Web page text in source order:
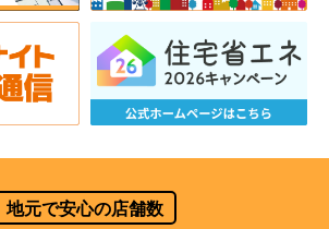
地元で安心の店舗数